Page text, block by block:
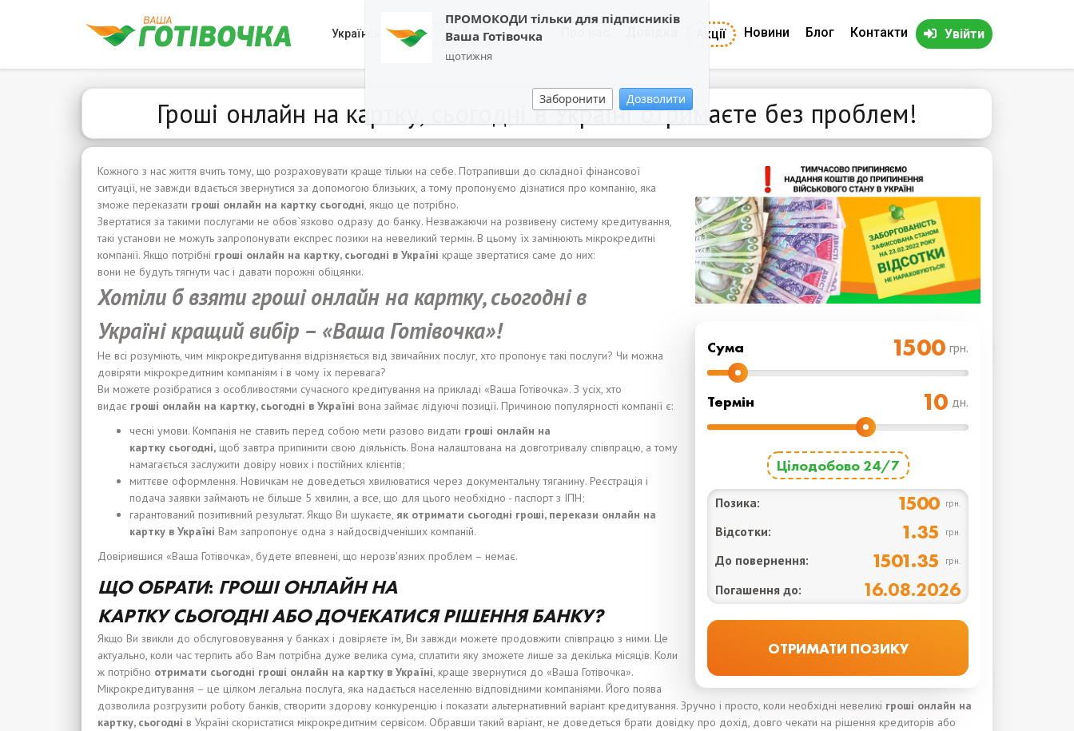
ПРОМОКОДИ тільки для підписників
Ваша Готівочка
щотижня
Заборонити Дозволити
Українська 0800 202 404
Зворотній дзвінок
Акції Новини Блог Контакти Увійти
Гроші онлайн на картку, сьогодні в Україні отримаєте без проблем!
Cума грн.
Термін дн.
Цілодобово 24/7
Позика: 1500 грн.
Відсотки: 1.35 грн.
До повернення: 1501.35 грн.
Погашення до: 16.08.2026
Кожного з нас життя вчить тому, що розраховувати краще тільки на себе. Потрапивши до складної фінансової
ситуації, не завжди вдається звернутися за допомогою близьких, а тому пропонуємо дізнатися про компанію, яка
зможе переказати гроші онлайн на картку сьогодні, якщо це потрібно.
Звертатися за такими послугами не обов`язково одразу до банку. Незважаючи на розвивену систему кредитування,
такі установи не можуть запропонувати експрес позики на невеликий термін. В цьому їх замінюють мікрокредитні
компанії. Якщо потрібні гроші онлайн на картку, сьогодні в Україні краще звертатися саме до них:
вони не будуть тягнути час і давати порожні обіцянки.
Хотіли б взяти грошіонлайн на картку,сьогоднів
Українікращий вибір – «Ваша Готівочка»!
Не всі розуміють, чим мікрокредитування відрізняється від звичайних послуг, хто пропонує такі послуги? Чи можна
довіряти мікрокредитним компаніям і в чому їх перевага?
Ви можете розібратися з особливостями сучасного кредитування на прикладі «Ваша Готівочка». З усіх, хто
видає гроші онлайн на картку, сьогодні в Україні вона займає лідуючі позиції. Причиною популярності компанії є:
чесні умови. Компанія не ставить перед собою мети разово видати гроші онлайн на
картку сьогодні, щоб завтра припинити свою діяльність. Вона налаштована на довготривалу співпрацю, а тому
намагається заслужити довіру нових і постійних клієнтів;
миттєве оформлення. Новичкам не доведеться хвилюватися через документальну тяганину. Реєстрація і
подача заявки займають не більше 5 хвилин, а все, що для цього необхідно - паспорт з ІПН;
гарантований позитивний результат. Якщо Ви шукаєте, як отримати сьогодні гроші, перекази онлайн на
картку в Україні Вам запропонує одна з найдосвідченіших компаній.
Довірившися «Ваша Готівочка», будете впевнені, що нерозв'язних проблем – немає.
ЩООБРАТИ: ГРОШІОНЛАЙН НА
КАРТКУСЬОГОДНІАБОДОЧЕКАТИСЯ РІШЕННЯБАНКУ?
Якщо Ви звикли до обслугововування у банках і довіряєте їм, Ви завжди можете продовжити співпрацю з ними. Це
актуально, коли час терпить або Вам потрібна дуже велика сума, сплатити яку зможете лише за декілька місяців. Коли
ж потрібно отримати сьогодні гроші онлайн на картку в Україні, краще звернутися до «Ваша Готівочка».
Мікрокредитування – це цілком легальна послуга, яка надається населенню відповідними компаніями. Його поява
дозволила розгрузити роботу банків, створити здорову конкуренцію і показати альтернативний варіант кредитування. Зручно і просто, коли необхідні невеликі гроші онлайн на
картку, сьогодні в Україні скористатися мікрокредитним сервісом. Обравши такий варіант, не доведеться брати довідку про дохід, довго чекати на рішення кредиторів або